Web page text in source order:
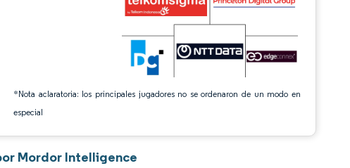
*Nota aclaratoria: los principales jugadores no se ordenaron de un modo en
especial
Mordor Intelligence